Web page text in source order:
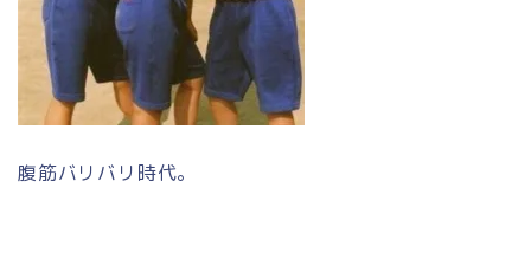
腹筋バリバリ時代。